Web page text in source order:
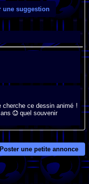
suggestion
cherche ce dessin animé !
ans
quel souvenir
Poster une petite annonce